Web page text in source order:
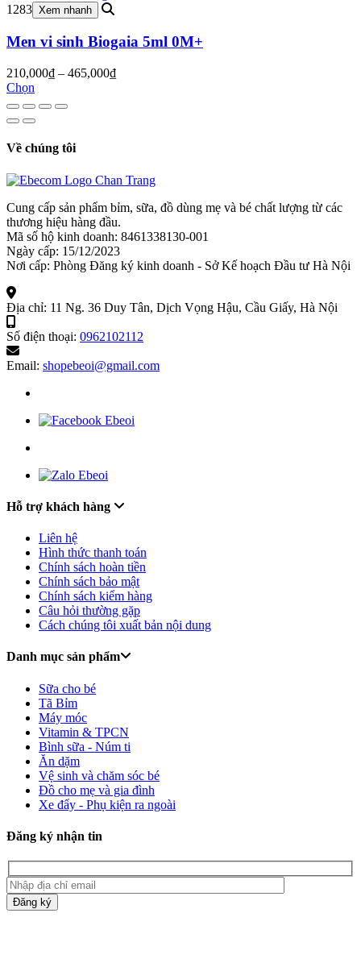
210,000₫.
1283 Xem nhanh
Men vi sinh Biogaia 5ml 0M+
210,000₫ – 465,000₫Khoảng
Chọn
Về chúng tôi
Cung cấp sản phẩm bỉm, sữa, đồ dùng mẹ và bé chất lượng từ các
thương hiệu hàng đầu.
Mã số hộ kinh doanh: 8461338130-001
Ngày cấp: 15/12/2023
Nơi cấp: Phòng Đăng ký kinh doanh - Sở Kế hoạch Đầu tư Hà Nội
Địa chỉ: 11 Ng. 36 Duy Tân, Dịch Vọng Hậu, Cầu Giấy, Hà Nội
Số điện thoại: 0962102112
Email: shopebeoi@gmail.com
Hỗ trợ khách hàng
Liên hệ
Hình thức thanh toán
Chính sách hoàn tiền
Chính sách bảo mật
Chính sách kiểm hàng
Câu hỏi thường gặp
Cách chúng tôi xuất bản nội dung
Danh mục sản phẩm
Sữa cho bé
Tã Bỉm
Máy móc
Vitamin & TPCN
Bình sữa - Núm ti
Ăn dặm
Vệ sinh và chăm sóc bé
Đồ cho mẹ và gia đình
Xe đẩy - Phụ kiện ra ngoài
Đăng ký nhận tin
Đăng ký